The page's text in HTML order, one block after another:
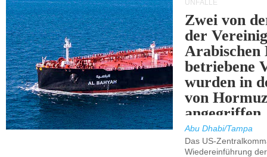
UNFÄLLE
Zwei von
der
Arabischen
betriebene
wurden in
von
angegriffen.
Abu Dhabi/Tampa
Das US-
Wiedereinführung